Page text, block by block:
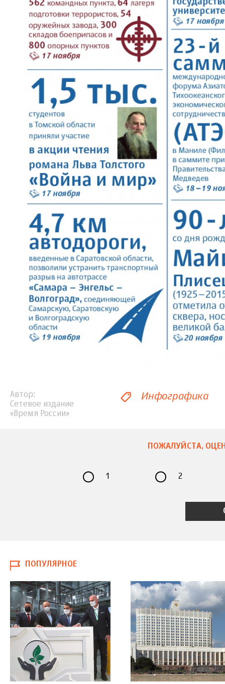
Автор
Сетевое издание
«Время России»
Инфографика
ПОЖАЛУЙСТА,
1 2
ПОПУЛЯРНОЕ